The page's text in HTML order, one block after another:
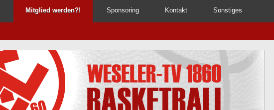
Mitglied werden?! Sponsoring Kontakt Sonstiges